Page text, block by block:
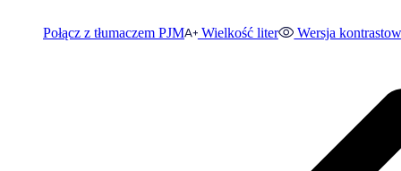
Połącz z tłumaczem PJM Wielkość liter Wersja